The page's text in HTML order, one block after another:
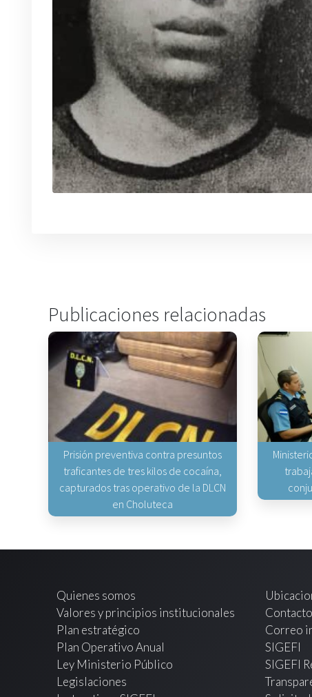
Publicaciones relacionadas
Prisión preventiva contra presuntos
traficantes de tres kilos de cocaína,
capturados tras operativo de la DLCN
en Choluteca
Quienes somos
Valores y principios institucionales
Plan estratégico
Plan Operativo Anual
Ley Ministerio Público
Legislaciones
Contacto
Correo
SIGEFI
SIGEFI